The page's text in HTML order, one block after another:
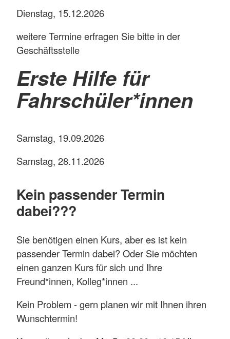
Dienstag, 15.12.2026
weitere Termine erfragen Sie bitte in der
Geschäftsstelle
Erste Hilfe für
Fahrschüler*innen
Samstag, 19.09.2026
Samstag, 28.11.2026
Kein passender Termin
dabei???
Sie benötigen einen Kurs, aber es ist kein
passender Termin dabei? Oder Sie möchten
einen ganzen Kurs für sich und Ihre
Freund*innen, Kolleg*innen ...
Kein Problem - gern planen wir mit Ihnen ihren
Wunschtermin!